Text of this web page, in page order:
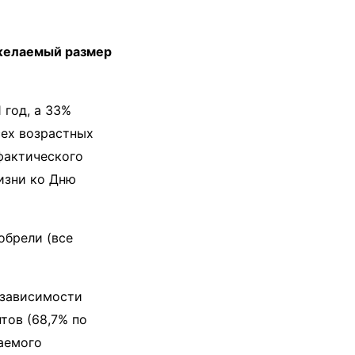
размер
а 33%
возрастных
ко Дню
(все
(68,7% по